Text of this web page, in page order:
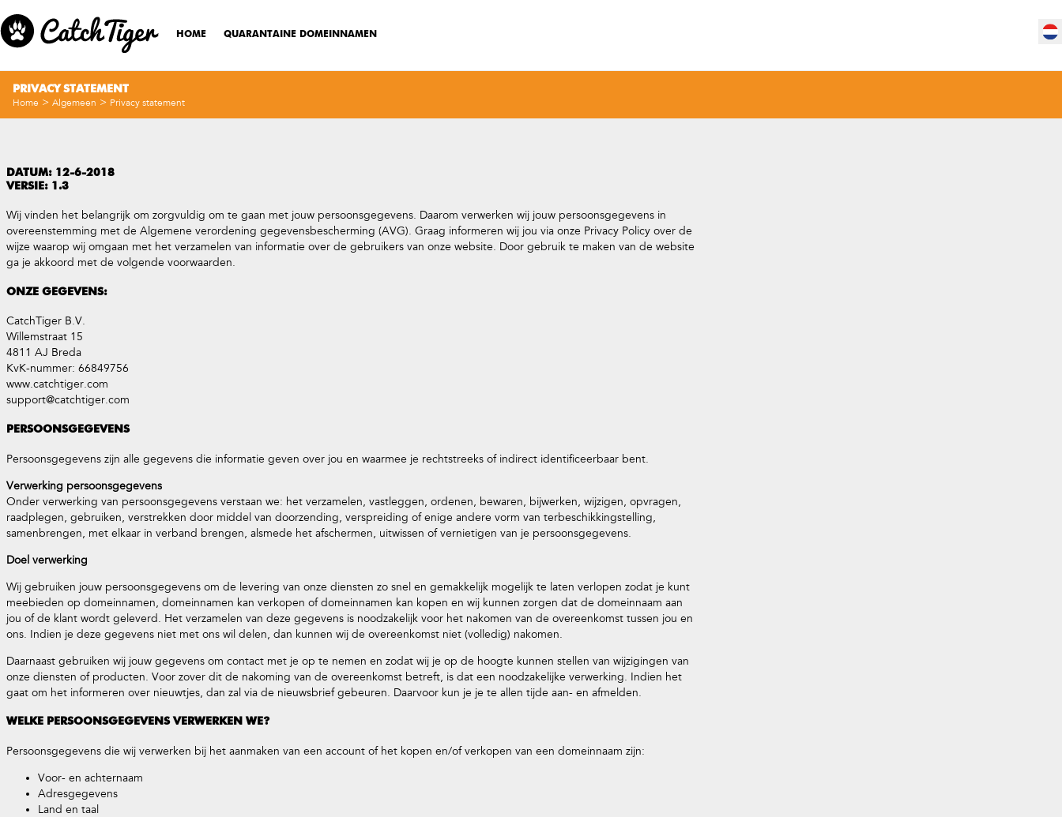
HOME QUARANTAINE DOMEINNAMEN
PRIVACY STATEMENT
Home > Algemeen > Privacy statement
DATUM: 12-6-2018
VERSIE: 1.3
Wij vinden het belangrijk om zorgvuldig om te gaan met jouw persoonsgegevens. Daarom verwerken wij jouw persoonsgegevens in
overeenstemming met de Algemene verordening gegevensbescherming (AVG). Graag informeren wij jou via onze Privacy Policy over de
wijze waarop wij omgaan met het verzamelen van informatie over de gebruikers van onze website. Door gebruik te maken van de website
ga je akkoord met de volgende voorwaarden.
ONZE GEGEVENS:
CatchTiger B.V.
Willemstraat 15
4811 AJ Breda
KvK-nummer: 66849756
www.catchtiger.com
support@catchtiger.com
PERSOONSGEGEVENS
Persoonsgegevens zijn alle gegevens die informatie geven over jou en waarmee je rechtstreeks of indirect identificeerbaar bent.
Verwerking persoonsgegevens
Onder verwerking van persoonsgegevens verstaan we: het verzamelen, vastleggen, ordenen, bewaren, bijwerken, wijzigen, opvragen,
raadplegen, gebruiken, verstrekken door middel van doorzending, verspreiding of enige andere vorm van terbeschikkingstelling,
samenbrengen, met elkaar in verband brengen, alsmede het afschermen, uitwissen of vernietigen van je persoonsgegevens.
Doel verwerking
Wij gebruiken jouw persoonsgegevens om de levering van onze diensten zo snel en gemakkelijk mogelijk te laten verlopen zodat je kunt
meebieden op domeinnamen, domeinnamen kan verkopen of domeinnamen kan kopen en wij kunnen zorgen dat de domeinnaam aan
jou of de klant wordt geleverd. Het verzamelen van deze gegevens is noodzakelijk voor het nakomen van de overeenkomst tussen jou en
ons. Indien je deze gegevens niet met ons wil delen, dan kunnen wij de overeenkomst niet (volledig) nakomen.
Daarnaast gebruiken wij jouw gegevens om contact met je op te nemen en zodat wij je op de hoogte kunnen stellen van wijzigingen van
onze diensten of producten. Voor zover dit de nakoming van de overeenkomst betreft, is dat een noodzakelijke verwerking. Indien het
gaat om het informeren over nieuwtjes, dan zal via de nieuwsbrief gebeuren. Daarvoor kun je je te allen tijde aan- en afmelden.
WELKE PERSOONSGEGEVENS VERWERKEN WE?
Persoonsgegevens die wij verwerken bij het aanmaken van een account of het kopen en/of verkopen van een domeinnaam zijn:
Voor- en achternaam
Adresgegevens
Land en taal